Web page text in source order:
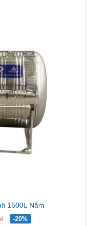
1500L Nằm
-20%